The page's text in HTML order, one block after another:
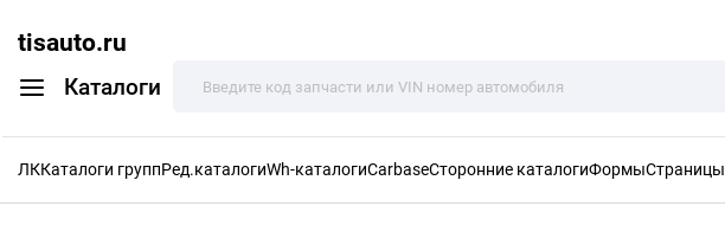
tisauto.ru
Каталоги
ЛККаталоги группРед.каталогиWh-каталогиCarbaseСторонние каталогиФормыСтраницы